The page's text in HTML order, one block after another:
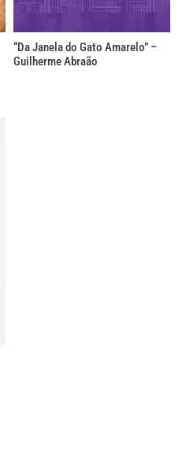
“Da Janela do Gato Amarelo” –
Guilherme Abraão